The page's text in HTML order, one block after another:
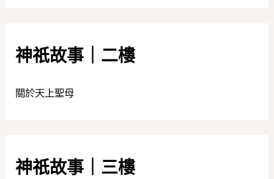
神祇故事｜二樓
關於天上聖母
神祇故事｜三樓